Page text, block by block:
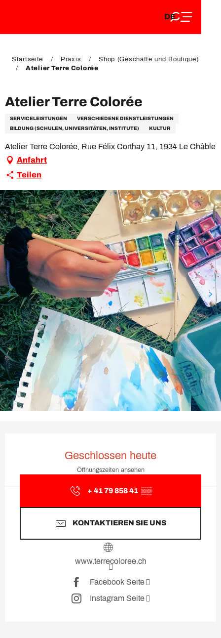
EN
DE
FR
Startseite Praxis
Shop (Geschäfte und Boutique)
Atelier Terre Colorée
Atelier Terre Colorée
SERVICELEISTUNGEN
VERSCHIEDENE DIENSTLEISTUNGEN
BILDUNG (SCHULEN, UNIVERSITÄTEN, INSTITUTE)
KULTUR
Atelier Terre Colorée, Rue Félix Corthay 11, 1934 Le Châble
Anfahrt
Teilen
Geschlossen heute
Öffnungszeiten ansehen
+ 41 79 858 41 ▒▒
KONTAKTIEREN SIE UNS
www.terrecoloree.ch
Facebook Seite
Instagram Seite